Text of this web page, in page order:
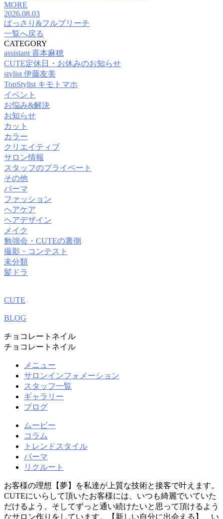
MORE
2026.08.03
ばっさり&フルブリーチ
一覧へ戻る
CATEGORY
assistant 喜本麻穂
CUTE定休日・お休みのお知らせ
stylist 伊藤友美
TopStylist キモトマホ
イベント
お悩み&解決
お知らせ
カット
カラー
クリエイティブ
サロン情報
スタッフのプライベート
その他
パーマ
ファッション
ヘアケア
ヘアデザイン
メイク
勉強会・CUTEの裏側
撮影・コンテスト
未分類
髪ドラ
CUTE
BLOG
チョコレートネイル
チョコレートネイル
メニュー
サロンインフォメーション
スタッフ一覧
ギャラリー
ブログ
ムービー
コラム
トレンドスタイル
パーマ
リクルート
お客様の理想【夢】を私達が上質な技術と接客で叶えます。
CUTEにいらして頂いたお客様には、いつも綺麗でいていた
だけるよう、そしてずっと通い続けたいと思って頂けるよう
なサロン作りをしています。【新しい自分に出会える】 い